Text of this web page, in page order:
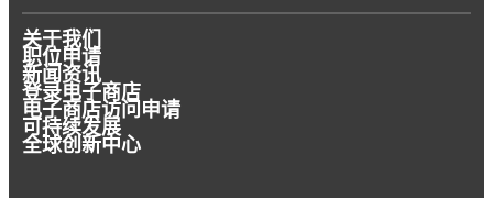
清洁剂能够简化日常工作，同时提升工作效率
并减少对环境的影响。
出色的钢卷清洁解决方案。
脱脂是去除污染物，确保工艺效果的关键步
骤。
铝蚀刻
蚀刻雕成美观的铝表面。
汉高助力可持续设计
可持续性始于设计阶段 - 选用合适的粘合剂和
涂层。
关于我们
职位申请
新闻资讯
登录电子商店
电子商店访问申请
可持续发展
全球创新中心